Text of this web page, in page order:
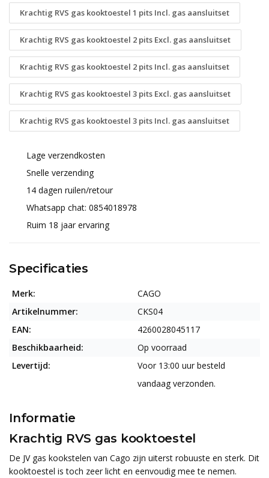
Krachtig RVS gas kooktoestel 1 pits Incl. gas aansluitset
Krachtig RVS gas kooktoestel 2 pits Excl. gas aansluitset
Krachtig RVS gas kooktoestel 2 pits Incl. gas aansluitset
Krachtig RVS gas kooktoestel 3 pits Excl. gas aansluitset
Krachtig RVS gas kooktoestel 3 pits Incl. gas aansluitset
Lage verzendkosten
Snelle verzending
14 dagen ruilen/retour
Whatsapp chat: 0854018978
Ruim 18 jaar ervaring
Specificaties
Merk:
CAGO
Artikelnummer:
CKS04
EAN:
4260028045117
Beschikbaarheid:
Op voorraad
Levertijd:
Voor 13:00 uur besteld
vandaag verzonden.
Informatie
Krachtig RVS gas kooktoestel
De JV gas kookstelen van Cago zijn uiterst robuuste en sterk. Dit
kooktoestel is toch zeer licht en eenvoudig mee te nemen.